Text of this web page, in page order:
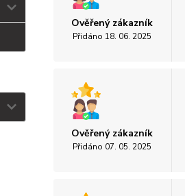
Ověřený zákazník
Přidáno 18. 06. 2025
Ověřený zákazník
Přidáno 07. 05. 2025